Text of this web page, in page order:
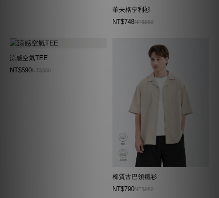
華夫格亨利衫
NT$748NT$880
涼感空氣TEE
NT$590NT$980
棉質古巴領襯衫
NT$790NT$980